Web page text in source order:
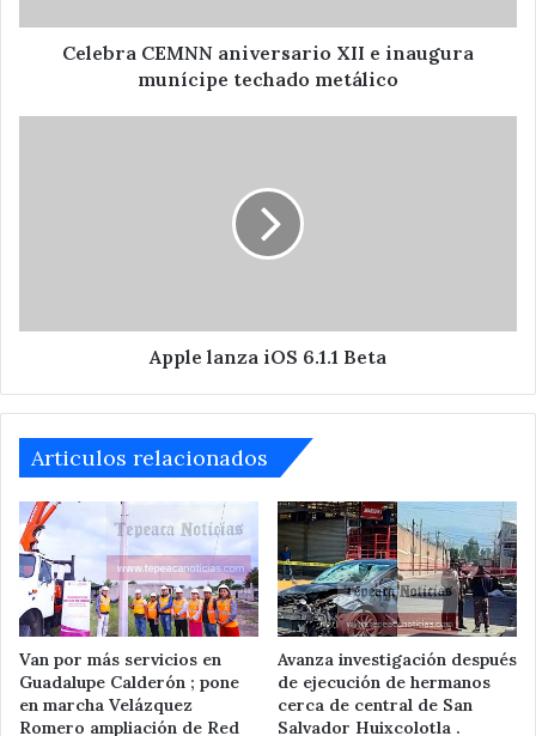
metálico
Celebra CEMNN aniversario XII e inaugura
munícipe techado metálico
Apple lanza iOS 6.1.1 Beta
Articulos relacionados
Van por más servicios en
Guadalupe Calderón ; pone
en marcha Velázquez
Romero ampliación de Red
Avanza investigación después
de ejecución de hermanos
cerca de central de San
Salvador Huixcolotla .